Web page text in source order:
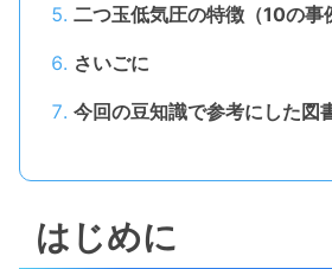
二つ玉低気圧の特徴（10の事
さいごに
今回の豆知識で参考にした図
はじめに